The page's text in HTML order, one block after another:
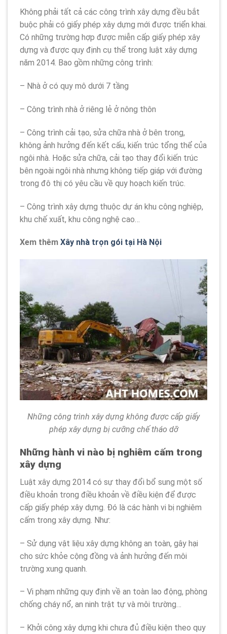
Không phải tất cả các công trình xây dựng đều bắt
buộc phải có giấy phép xây dựng mới được triển khai.
Có những trường hợp được miễn cấp giấy phép xây
dựng và được quy định cụ thể trong luật xây dựng
năm 2014. Bao gồm những công trình:
– Nhà ở có quy mô dưới 7 tầng
– Công trình nhà ở riêng lẻ ở nông thôn
– Công trình cải tạo, sửa chữa nhà ở bên trong,
không ảnh hưởng đến kết cấu, kiến trúc tổng thể của
ngôi nhà. Hoặc sửa chữa, cải tạo thay đổi kiến trúc
bên ngoài ngôi nhà nhưng không tiếp giáp với đường
trong đô thị có yêu cầu về quy hoạch kiến trúc.
– Công trình xây dựng thuộc dự án khu công nghiệp,
khu chế xuất, khu công nghệ cao…
Xem thêm Xây nhà trọn gói tại Hà Nội
Những công trình xây dựng không được cấp giấy
phép xây dựng bị cưỡng chế tháo dỡ
Những hành vi nào bị nghiêm cấm trong
xây dựng
Luật xây dựng 2014 có sự thay đổi bổ sung một số
điều khoản trong điều khoản về điều kiện để được
cấp giấy phép xây dựng. Đó là các hành vi bị nghiêm
cấm trong xây dựng. Như:
– Sử dụng vật liệu xây dựng không an toàn, gây hại
cho sức khỏe cộng đồng và ảnh hưởng đến môi
trường xung quanh.
– Vi phạm những quy định về an toàn lao động, phòng
chống cháy nổ, an ninh trật tự và môi trường…
– Khởi công xây dựng khi chưa đủ điều kiện theo quy